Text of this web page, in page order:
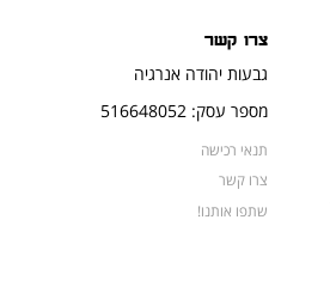
צרו קשר
גבעות יהודה אנרגיה
מספר עסק: 516648052
תנאי רכישה
צרו קשר
שתפו אותנו!